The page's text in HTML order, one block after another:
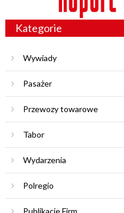
Kategorie
Wywiady
Pasażer
Przewozy towarowe
Tabor
Wydarzenia
Polregio
Publikacje Firm